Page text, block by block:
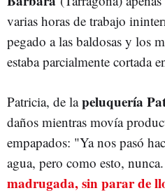
varias horas de trabajo
pegado a las baldosas y los
estaba parcialmente cortada
Patricia, de lapeluquería
daños mientras movía
empapados: "Ya nos pasó
agua, pero como esto, nunca.
madrugada, sin parar de